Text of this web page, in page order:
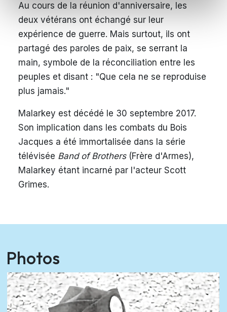
Au cours de la réunion d'anniversaire, les
deux vétérans ont échangé sur leur
expérience de guerre. Mais surtout, ils ont
partagé des paroles de paix, se serrant la
main, symbole de la réconciliation entre les
peuples et disant : "Que cela ne se reproduise
plus jamais."
Malarkey est décédé le 30 septembre 2017.
Son implication dans les combats du Bois
Jacques a été immortalisée dans la série
télévisée Band of Brothers (Frère d'Armes),
Malarkey étant incarné par l'acteur Scott
Grimes.
Photos